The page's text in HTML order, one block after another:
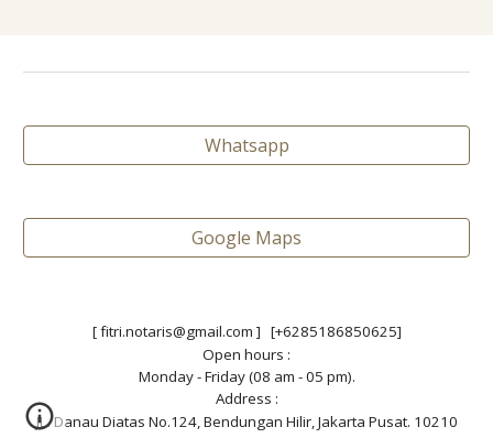
Whatsapp
Google Maps
[ fitri.notaris@gmail.com ] [+6285186850625]
Open hours :
Monday - Friday (08 am - 05 pm).
Address :
JL. Danau Diatas No.124, Bendungan Hilir, Jakarta Pusat. 10210